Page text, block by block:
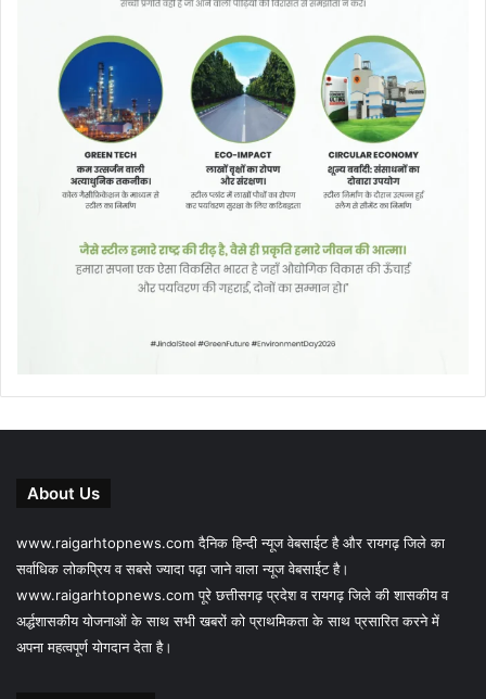
About Us
www.raigarhtopnews.com दैनिक हिन्दी न्यूज वेबसाईट है और रायगढ़ जिले का
सर्वाधिक लोकप्रिय व सबसे ज्यादा पढ़ा जाने वाला न्यूज वेबसाईट है।
www.raigarhtopnews.com पूरे छत्तीसगढ़ प्रदेश व रायगढ़ जिले की शासकीय व
अर्द्धशासकीय योजनाओं के साथ सभी खबरों को प्राथमिकता के साथ प्रसारित करने में
अपना महत्वपूर्ण योगदान देता है।